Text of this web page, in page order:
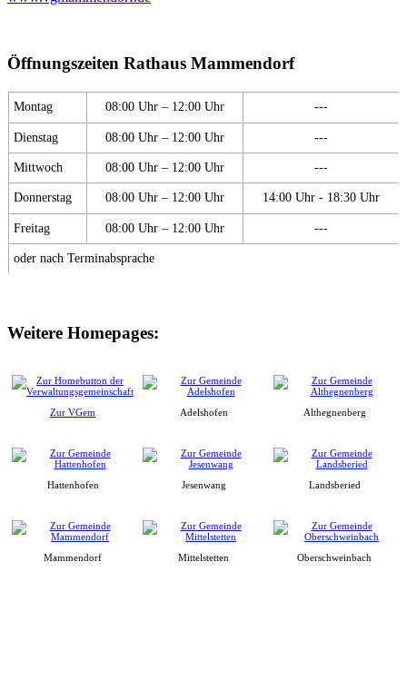
Öffnungszeiten Rathaus Mammendorf
Montag 08:00 Uhr – 12:00 Uhr ---
Dienstag 08:00 Uhr – 12:00 Uhr ---
Mittwoch 08:00 Uhr – 12:00 Uhr ---
Donnerstag 08:00 Uhr – 12:00 Uhr 14:00 Uhr - 18:30 Uhr
Freitag 08:00 Uhr – 12:00 Uhr ---
oder nach Terminabsprache
Weitere Homepages:
Zur VGem Adelshofen Althegnenberg
Hattenhofen Jesenwang Landsberied
Mammendorf Mittelstetten Oberschweinbach